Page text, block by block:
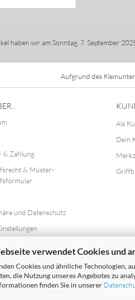
verwendet Cookies und
Cookies und ähnliche Technologien,
die Nutzung unseres Angebotes zu
finden Sie in unserer
haben wir am Sonntag, 7. September
Aufgrund des
& Zahlung
& Muster-
und Datenschutz
Als
Dein